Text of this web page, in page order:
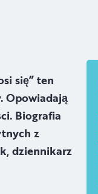
się” ten
Opowiadają
Biografia
z
dziennikarz